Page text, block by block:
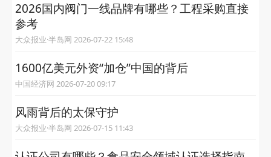
2026国内阀门一线品牌有哪些？工程采购直接
参考
大众报业·半岛网 2026-07-22 15:48
1600亿美元外资“加仓”中国的背后
中国经济网 2026-07-20 09:17
风雨背后的太保守护
大众报业·半岛网 2026-07-15 11:43